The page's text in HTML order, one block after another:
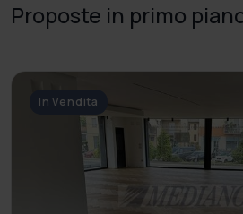
Proposte in primo
In Vendita